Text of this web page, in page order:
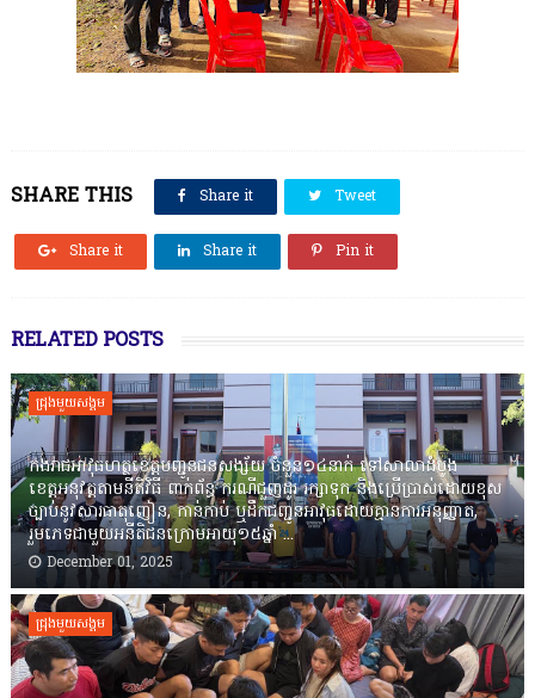
SHARE THIS Share it Tweet
Share it Share it Pin it
RELATED POSTS
ជ្រុងមួយសង្គម
កងរាជឣាវុធហត្ថខេត្តបញ្ជូនជនសង្ស័យ ចំនួន១៤នាក់ ទៅសាលាដំបូង
ខេត្តឣនុវត្តតាមនីតិវិធី ពាក់ព័ន្ធ ករណីជួញដូរ រក្សាទុក និងប្រើប្រាស់ដោយខុស
ច្បាប់នូវសារធាតុញៀន, កាន់កាប់ ឬដឹកជញ្ជូនអាវុធដោយគ្មានការអនុញ្ញាត,
រួមភេទជាមួយអនីតិជនក្រោមអាយុ១៥ឆ្នាំ ...
December 01, 2025
ជ្រុងមួយសង្គម